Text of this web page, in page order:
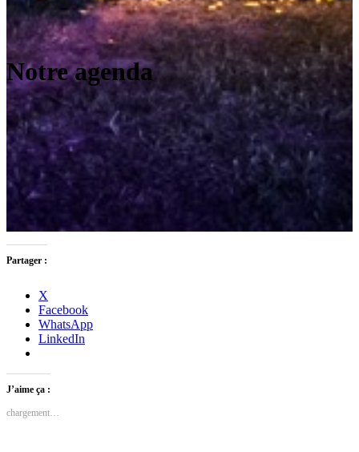
Notre agenda
Partager :
X
Facebook
WhatsApp
LinkedIn
J’aime ça :
chargement…